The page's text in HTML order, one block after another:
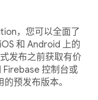
，您可以全面了
和 Android 上的
发布之前获取有价
Firebase 控制台或
预发布版本。